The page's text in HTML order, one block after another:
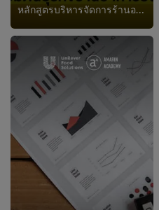
หลักสูตรบริหารจัดการร้านอาหาร – เรียนรู้วิธีเริ่มต้นธุรกิจร้านอาหารให้ประสบความสำเร็จ เตรียมความพร้อมสู่การเป็นเจ้าของร้านอา...